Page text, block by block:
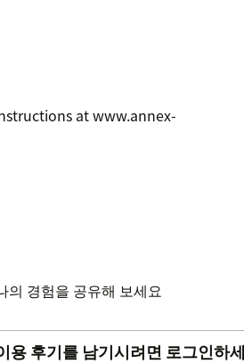
at www.annex-
의 경험을 공유해 보세요
용 후기를 남기시려면 로그인하